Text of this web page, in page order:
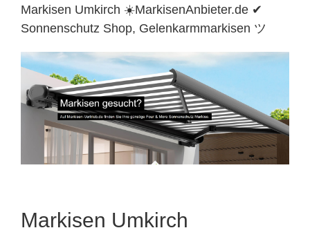
Markisen Umkirch ☀️MarkisenAnbieter.de ✔
Sonnenschutz Shop, Gelenkarmmarkisen ツ
Markisen Umkirch